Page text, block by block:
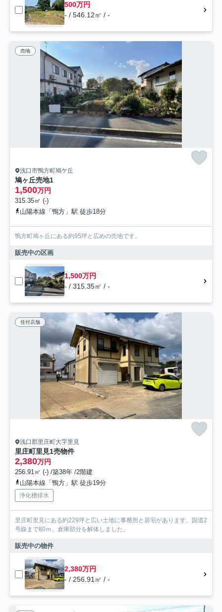
500万円
- / 546.12㎡ / -
売地
浅口市鴨方町鳩ケ丘
鳩ヶ丘売地1
1,500万円
315.35㎡ (-)
山陽本線「鴨方」駅 徒歩18分
鴨方町鳩ヶ丘にある約95坪と広めの売地です。
販売中の区画
1,500万円
- / 315.35㎡ / -
住付店舗
浅口郡里庄町大字里見
里庄町里見1売物件
2,380万円
256.91㎡ (-) /築38年 /2階建
山陽本線「鴨方」駅 徒歩19分
浄化槽排水
里庄町里見にある約229坪と広い土地に事務所と居宅があります。国道2
号線まで80ｍ。倉庫部分を解体しました。
販売中の物件
2,380万円
- / 256.91㎡ / -